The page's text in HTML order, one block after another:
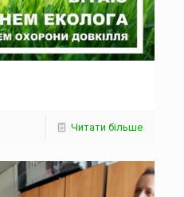
Читати більше